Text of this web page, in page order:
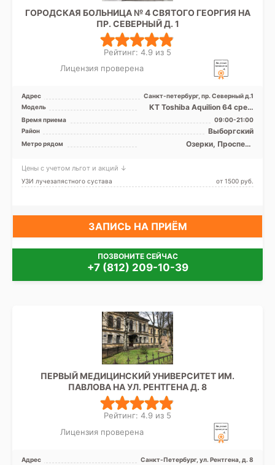
ГОРОДСКАЯ БОЛЬНИЦА № 4 СВЯТОГО ГЕОРГИЯ НА
ПР. СЕВЕРНЫЙ Д. 1
Рейтинг: 4.9 из 5
Лицензия проверена
Адрес
Санкт-петербург, пр. Северный д.1
Модель
КТ Toshiba Aquilion 64 срез,
УЗИ аппарат, Рентген
Время приема
09:00-21:00
Район
Выборгский
Метро рядом
Озерки, Проспект
Цены с учетом льгот и акций ↓
УЗИ лучезапястного сустава от 1500 pуб.
ЗАПИСЬ НА ПРИЁМ
ПОЗВОНИТЕ СЕЙЧАС
+7 (812) 209-10-39
ПЕРВЫЙ МЕДИЦИНСКИЙ УНИВЕРСИТЕТ ИМ.
ПАВЛОВА НА УЛ. РЕНТГЕНА Д. 8
Рейтинг: 4.9 из 5
Лицензия проверена
Адрес Санкт-Петербург, ул. Рентгена, д. 8